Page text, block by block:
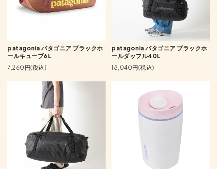
patagonia パタゴニア ブラックホ
ールキューブ6L
7,260円(税込)
patagonia パタゴニア ブラックホ
ールダッフル40L
18,040円(税込)